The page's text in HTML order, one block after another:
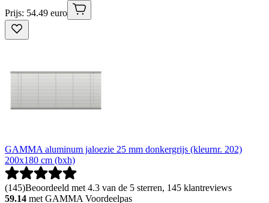
Prijs: 54.49 euro
GAMMA aluminum jaloezie 25 mm donkergrijs (kleurnr. 202)
200x180 cm (bxh)
(145)Beoordeeld met 4.3 van de 5 sterren, 145 klantreviews
59.14 met GAMMA Voordeelpas